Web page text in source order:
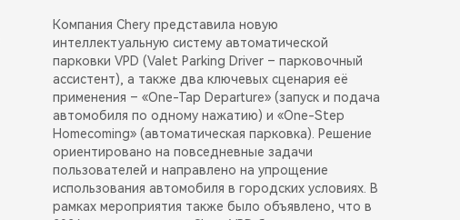
Компания Chery представила новую
интеллектуальную систему автоматической
парковки VPD (Valet Parking Driver – парковочный
ассистент), а также два ключевых сценария её
применения – «One-Tap Departure» (запуск и подача
автомобиля по одному нажатию) и «One-Step
Homecoming» (автоматическая парковка). Решение
ориентировано на повседневные задачи
пользователей и направлено на упрощение
использования автомобиля в городских условиях. В
рамках мероприятия также было объявлено, что в